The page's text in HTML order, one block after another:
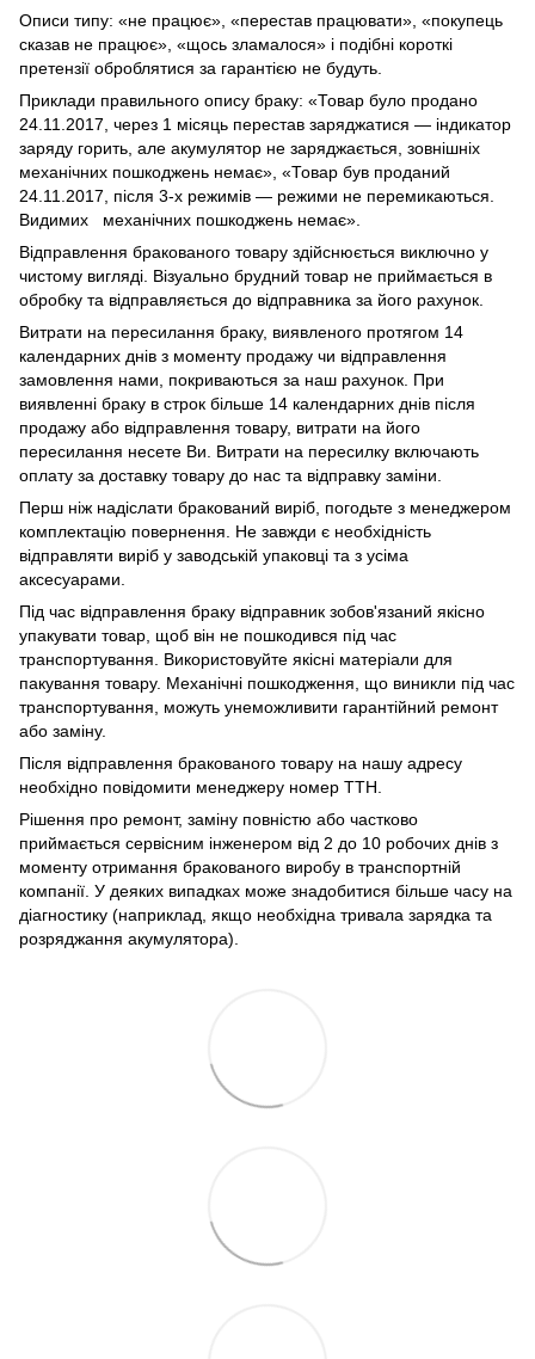
Описи типу: «не працює», «перестав працювати», «покупець
сказав не працює», «щось зламалося» і подібні короткі
претензії оброблятися за гарантією не будуть.
Приклади правильного опису браку: «Товар було продано
24.11.2017, через 1 місяць перестав заряджатися — індикатор
заряду горить, але акумулятор не заряджається, зовнішніх
механічних пошкоджень немає», «Товар був проданий
24.11.2017, після 3-х режимів — режими не перемикаються.
Видимих механічних пошкоджень немає».
Відправлення бракованого товару здійснюється виключно у
чистому вигляді. Візуально брудний товар не приймається в
обробку та відправляється до відправника за його рахунок.
Витрати на пересилання браку, виявленого протягом 14
календарних днів з моменту продажу чи відправлення
замовлення нами, покриваються за наш рахунок. При
виявленні браку в строк більше 14 календарних днів після
продажу або відправлення товару, витрати на його
пересилання несете Ви. Витрати на пересилку включають
оплату за доставку товару до нас та відправку заміни.
Перш ніж надіслати бракований виріб, погодьте з менеджером
комплектацію повернення. Не завжди є необхідність
відправляти виріб у заводській упаковці та з усіма
аксесуарами.
Під час відправлення браку відправник зобов'язаний якісно
упакувати товар, щоб він не пошкодився під час
транспортування. Використовуйте якісні матеріали для
пакування товару. Механічні пошкодження, що виникли під час
транспортування, можуть унеможливити гарантійний ремонт
або заміну.
Після відправлення бракованого товару на нашу адресу
необхідно повідомити менеджеру номер ТТН.
Рішення про ремонт, заміну повністю або частково
приймається сервісним інженером від 2 до 10 робочих днів з
моменту отримання бракованого виробу в транспортній
компанії. У деяких випадках може знадобитися більше часу на
діагностику (наприклад, якщо необхідна тривала зарядка та
розряджання акумулятора).